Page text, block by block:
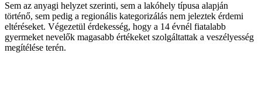
Sem az anyagi helyzet szerinti, sem a lakóhely típusa alapján
történő, sem pedig a regionális kategorizálás nem jeleztek érdemi
eltéréseket. Végezetül érdekesség, hogy a 14 évnél fiatalabb
gyermeket nevelők magasabb értékeket szolgáltattak a veszélyesség
megítélése terén.